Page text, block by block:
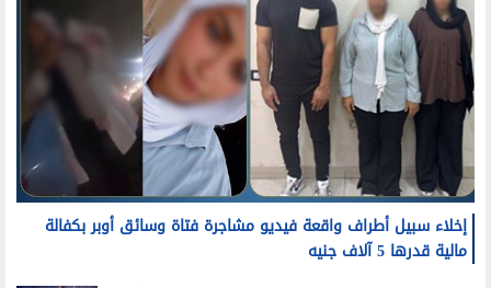
إخلاء سبيل أطراف واقعة فيديو مشاجرة فتاة وسائق أوبر بكفالة
مالية قدرها 5 آلاف جنيه